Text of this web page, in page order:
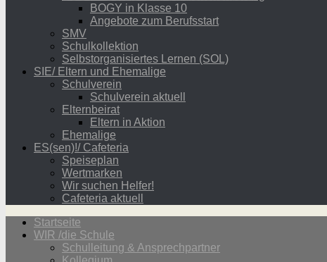
BOGY in Klasse 10
Angebote zum Berufsstart
SMV
Schulkollektion
Selbstorganisiertes Lernen (SOL)
SIE/ Eltern und Ehemalige
Schulverein
Schulverein aktuell
Elternbeirat
Eltern in Aktion
Ehemalige
ES(sen)!/ Cafeteria
Speiseplan
Wertmarken
Wir suchen Helfer!
Cafeteria aktuell
Startseite
WIR /die Schule
Schulleitung & Ansprechpartner